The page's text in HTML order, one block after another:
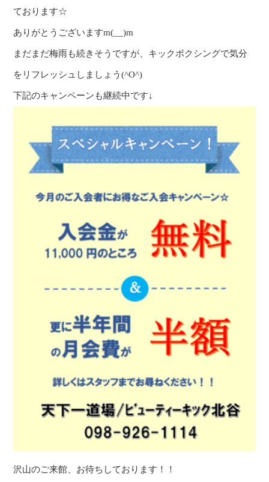
ております☆
ありがとうございますm(__)m
まだまだ梅雨も続きそうですが、キックボクシングで気分
をリフレッシュしましょう(^O^)
下記のキャンペーンも継続中です↓
沢山のご来館、お待ちしております！！